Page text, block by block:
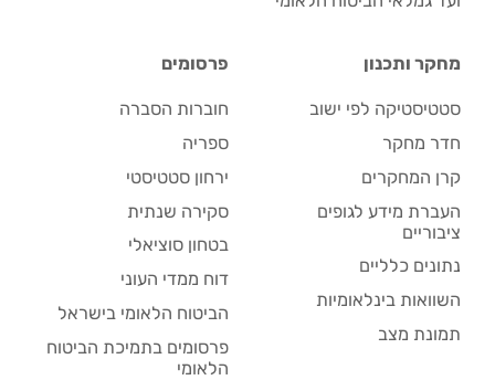
מחקר ותכנון
סטטיסטיקה לפי ישוב
חדר מחקר
קרן המחקרים
העברת מידע לגופים
ציבוריים
נתונים כלליים
השוואות בינלאומיות
תמונת מצב
פרסומים
חוברות הסברה
ספריה
ירחון סטטיסטי
סקירה שנתית
בטחון סוציאלי
דוח ממדי העוני
הביטוח הלאומי בישראל
פרסומים בתמיכת הביטוח
הלאומי